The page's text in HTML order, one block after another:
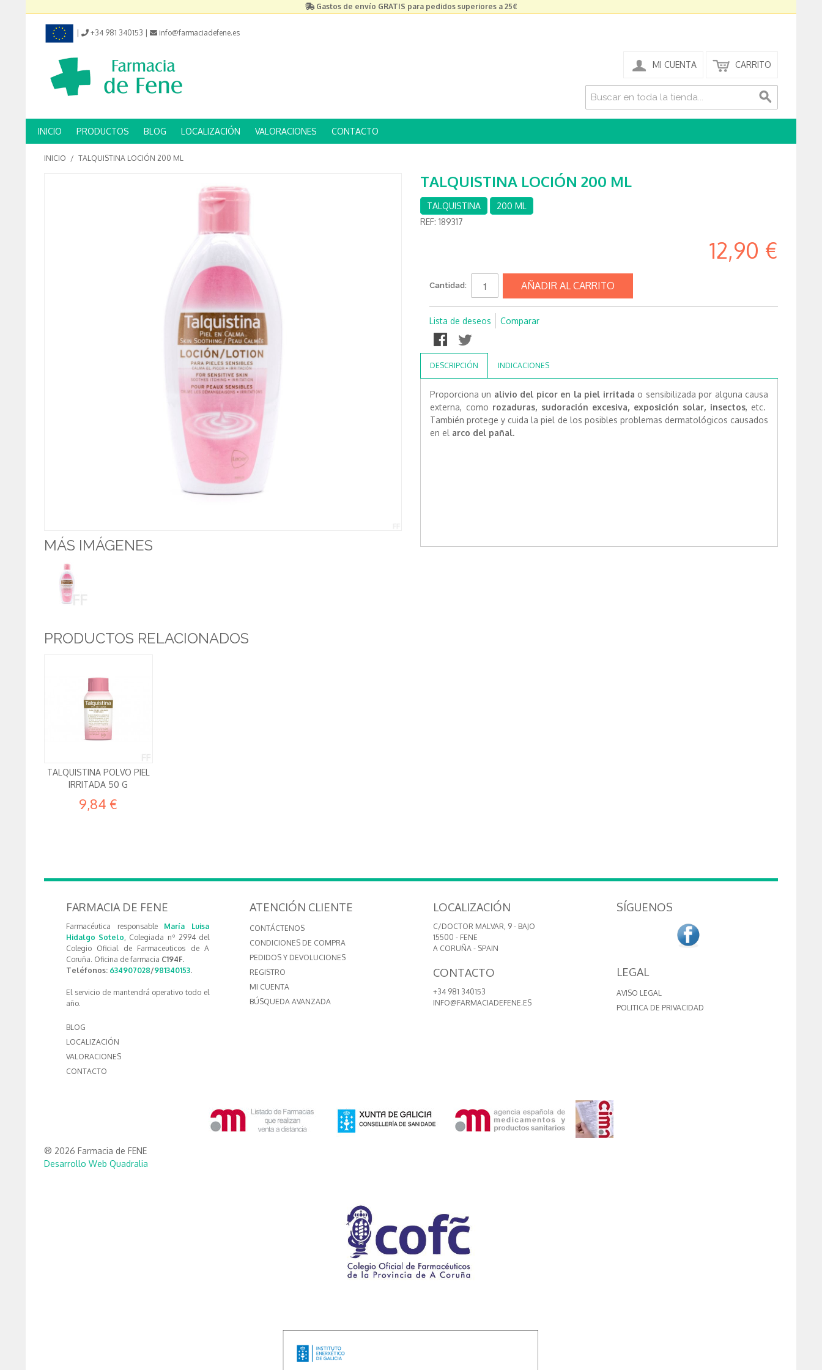
Gastos de envío GRATIS para pedidos superiores a 25€
+34 981 340153 info@farmaciadefene.es
MI CUENTA CARRITO
INICIO PRODUCTOS BLOG LOCALIZACIÓN VALORACIONES CONTACTO
INICIO / TALQUISTINA LOCIÓN 200 ML
MÁS IMÁGENES
TALQUISTINA LOCIÓN 200 ML
TALQUISTINA
200 ML
REF: 189317
12,90 €
Cantidad: AÑADIR AL CARRITO
Lista de deseos Comparar
DESCRIPCIÓN INDICACIONES
Proporciona un alivio del picor en la piel irritada o sensibilizada por alguna causa
externa, como rozaduras, sudoración excesiva, exposición solar, insectos, etc.
También protege y cuida la piel de los posibles problemas dermatológicos causados
en el arco del pañal.
PRODUCTOS RELACIONADOS
TALQUISTINA POLVO PIEL
IRRITADA 50 G
9,84 €
FARMACIA DE FENE
Farmacéutica responsable María Luisa
Hidalgo Sotelo, Colegiada nº 2994 del
Colegio Oficial de Farmaceuticos de A
Coruña. Oficina de farmacia C194F.
Teléfonos: 634907028/981340153.
El servicio de mantendrá operativo todo el
año.
BLOG
LOCALIZACIÓN
VALORACIONES
CONTACTO
ATENCIÓN CLIENTE
CONTÁCTENOS
CONDICIONES DE COMPRA
PEDIDOS Y DEVOLUCIONES
REGISTRO
MI CUENTA
BÚSQUEDA AVANZADA
LOCALIZACIÓN
C/DOCTOR MALVAR, 9 - BAJO
15500 - FENE
A CORUÑA - SPAIN
CONTACTO
+34 981 340153
INFO@FARMACIADEFENE.ES
SÍGUENOS
LEGAL
AVISO LEGAL
POLITICA DE PRIVACIDAD
® 2026 Farmacia de FENE
Desarrollo Web Quadralia